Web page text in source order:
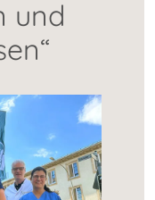
und